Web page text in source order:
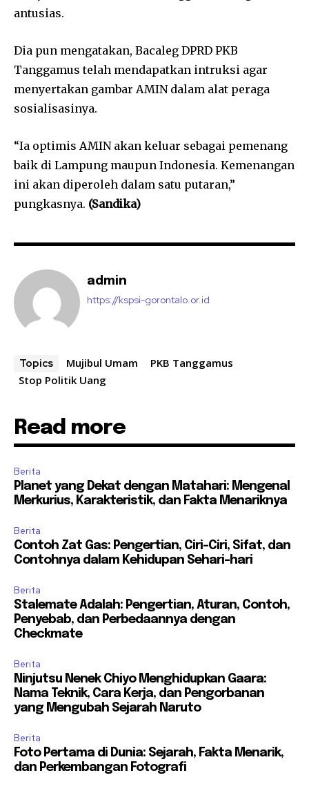
antusias.
Dia pun mengatakan, Bacaleg DPRD PKB
Tanggamus telah mendapatkan intruksi agar
menyertakan gambar AMIN dalam alat peraga
sosialisasinya.
“Ia optimis AMIN akan keluar sebagai pemenang
baik di Lampung maupun Indonesia. Kemenangan
ini akan diperoleh dalam satu putaran,”
pungkasnya. (Sandika)
admin
https://kspsi-gorontalo.or.id
Topics Mujibul Umam
PKB Tanggamus
Stop Politik Uang
Read more
Berita
Planet yang Dekat dengan Matahari: Mengenal
Merkurius, Karakteristik, dan Fakta Menariknya
Berita
Contoh Zat Gas: Pengertian, Ciri-Ciri, Sifat, dan
Contohnya dalam Kehidupan Sehari-hari
Berita
Stalemate Adalah: Pengertian, Aturan, Contoh,
Penyebab, dan Perbedaannya dengan
Checkmate
Berita
Ninjutsu Nenek Chiyo Menghidupkan Gaara:
Nama Teknik, Cara Kerja, dan Pengorbanan
yang Mengubah Sejarah Naruto
Berita
Foto Pertama di Dunia: Sejarah, Fakta Menarik,
dan Perkembangan Fotografi